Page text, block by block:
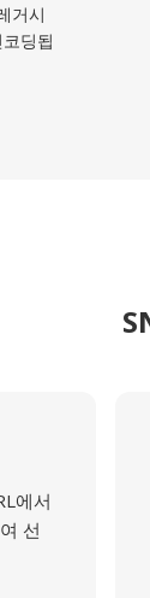
거시
딩됩
에서
선